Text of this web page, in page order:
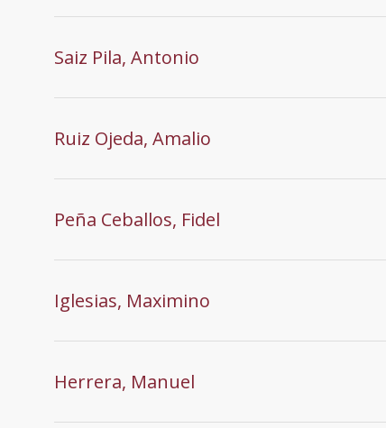
Saiz Pila, Antonio
Ruiz Ojeda, Amalio
Peña Ceballos, Fidel
Iglesias, Maximino
Herrera, Manuel